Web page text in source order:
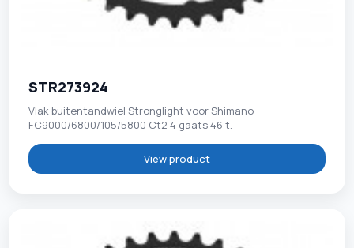
STR273924
Vlak buitentandwiel Stronglight voor Shimano
FC9000/6800/105/5800 Ct2 4 gaats 46 t.
View product